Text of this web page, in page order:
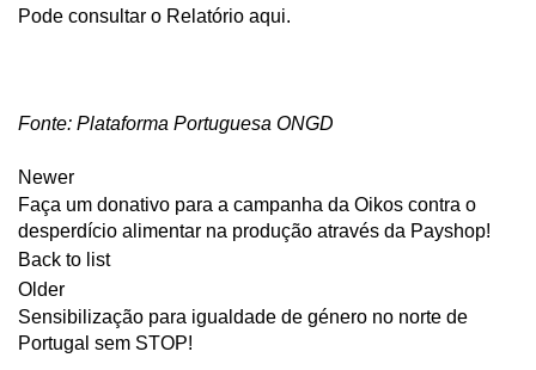
Pode consultar o Relatório aqui.
Fonte: Plataforma Portuguesa ONGD
Newer
Faça um donativo para a campanha da Oikos contra o
desperdício alimentar na produção através da Payshop!
Back to list
Older
Sensibilização para igualdade de género no norte de
Portugal sem STOP!